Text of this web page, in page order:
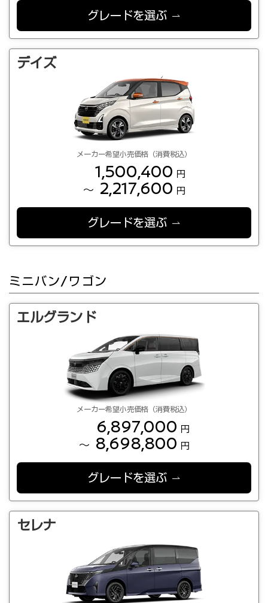
グレードを選ぶ
デイズ
メーカー希望小売価格（消費税込）
1,500,400 円
～ 2,217,600 円
グレードを選ぶ
ミニバン/ワゴン
エルグランド
メーカー希望小売価格（消費税込）
6,897,000 円
～ 8,698,800 円
グレードを選ぶ
セレナ